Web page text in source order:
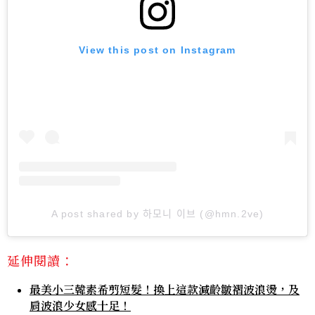
View this post on Instagram
A post shared by 하모니 이브 (@hmn.2ve)
延伸閱讀：
最美小三韓素希剪短髮！換上這款減齡皺褶波浪燙，及
肩波浪少女感十足！